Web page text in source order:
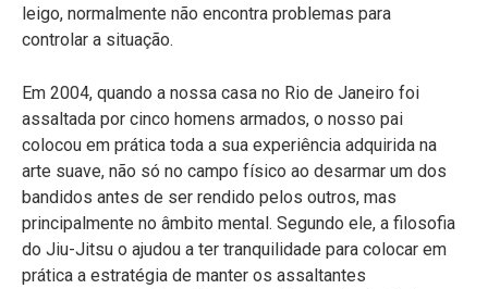
leigo, normalmente não encontra problemas para
controlar a situação.
Em 2004, quando a nossa casa no Rio de Janeiro foi
assaltada por cinco homens armados, o nosso pai
colocou em prática toda a sua experiência adquirida na
arte suave, não só no campo físico ao desarmar um dos
bandidos antes de ser rendido pelos outros, mas
principalmente no âmbito mental. Segundo ele, a filosofia
do Jiu-Jitsu o ajudou a ter tranquilidade para colocar em
prática a estratégia de manter os assaltantes